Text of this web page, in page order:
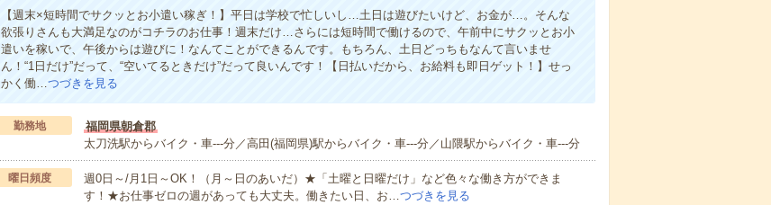
【週末×短時間でサクッとお小遣い稼ぎ！】平日は学校で忙しいし…土日は遊びたいけど、お金が…。そんな
欲張りさんも大満足なのがコチラのお仕事！週末だけ…さらには短時間で働けるので、午前中にサクッとお小
遣いを稼いで、午後からは遊びに！なんてことができるんです。もちろん、土日どっちもなんて言いませ
ん！“1日だけ”だって、“空いてるときだけ”だって良いんです！【日払いだから、お給料も即日ゲット！】せっ
かく働…つづきを見る
勤務地
福岡県朝倉郡
太刀洗駅からバイク・車---分／高田(福岡県)駅からバイク・車---分／山隈駅からバイク・車---分
曜日頻度
週0日～/月1日～OK！（月～日のあいだ）★「土曜と日曜だけ」など色々な働き方ができま
す！★お仕事ゼロの週があっても大丈夫。働きたい日、お…つづきを見る